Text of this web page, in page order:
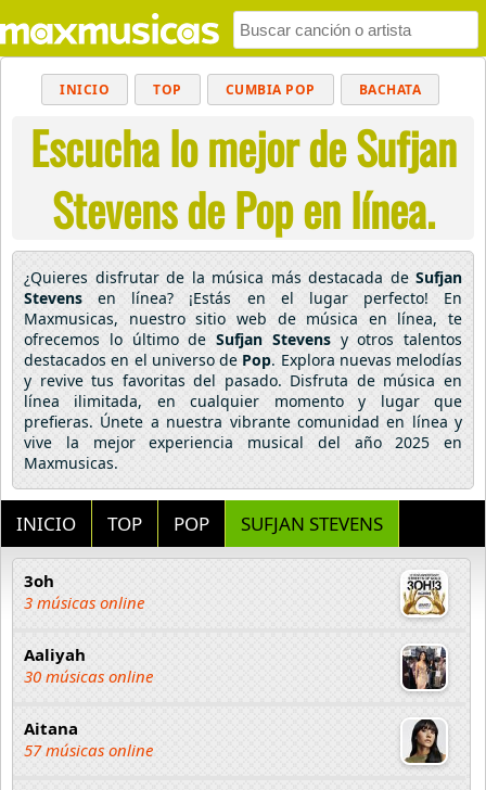
INICIO TOP CUMBIA POP BACHATA
MUSICA CRISTIANA REGGAETON
BALADAS ALTERNATIVO ELECTRÓNICA
CUMBIAS
Escucha lo mejor de Sufjan
Stevens de Pop en línea.
¿Quieres disfrutar de la música más destacada de Sufjan
Stevens en línea? ¡Estás en el lugar perfecto! En
Maxmusicas, nuestro sitio web de música en línea, te
ofrecemos lo último de Sufjan Stevensy otros talentos
destacados en el universo de Pop. Explora nuevas melodías
y revive tus favoritas del pasado. Disfruta de música en
línea ilimitada, en cualquier momento y lugar que
prefieras. Únete a nuestra vibrante comunidad en línea y
vive la mejor experiencia musical del año 2025 en
Maxmusicas.
INICIO TOP POP SUFJAN STEVENS
3oh
3 músicas online
Aaliyah
30 músicas online
Aitana
57 músicas online